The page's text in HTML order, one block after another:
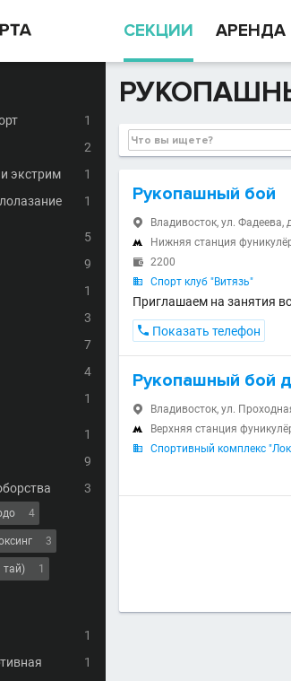
СЕКЦИИ АРЕНДА
1
2
экстрим
1
1
5
9
1
3
7
4
1
1
9
3
4
3
тай) 1
1
1
Рукопашный бой
 Владивосток, ул. Фадеева,
 Нижняя станция
 2200
 Спорт клуб "Витязь"
Приглашаем на занятия
 Показать телефон
Рукопашный бой
 Владивосток, ул.
 Верхняя станция

Спортивный комплекс